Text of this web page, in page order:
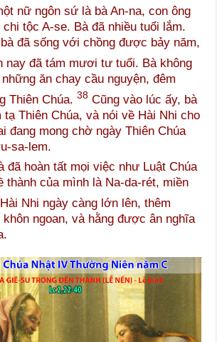
nữ ngôn sứ là bà An-na, con ông
tộc A-se. Bà đã nhiều tuổi lắm.
đã sống với chồng được bảy năm,
nay đã tám mươi tư tuổi. Bà không
ăn chay cầu nguyện, đêm
Thiên Chúa.38 Cũng vào lúc ấy, bà
tạ Thiên Chúa, và nói về Hài Nhi cho
đang mong chờ ngày Thiên Chúa
sa-lem.
đã hoàn tất mọi việc như Luật Chúa
thành của mình là Na-da-rét, miền
Nhi ngày càng lớn lên, thêm
ngoan, và hằng được ân nghĩa